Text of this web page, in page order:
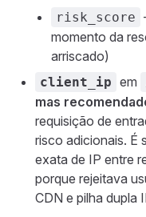
risk_score
momento da
arriscado)
client_ip em
mas
requisição de
risco adicionais. É
exata de IP entre
porque rejeitava
CDN e pilha dupla